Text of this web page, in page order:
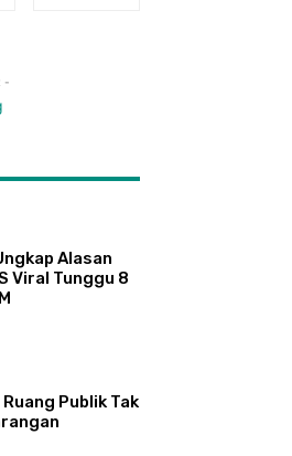
-
Alasan
Viral Tunggu 8
Publik Tak